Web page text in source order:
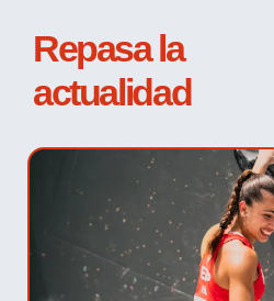
Repasa la
actualidad